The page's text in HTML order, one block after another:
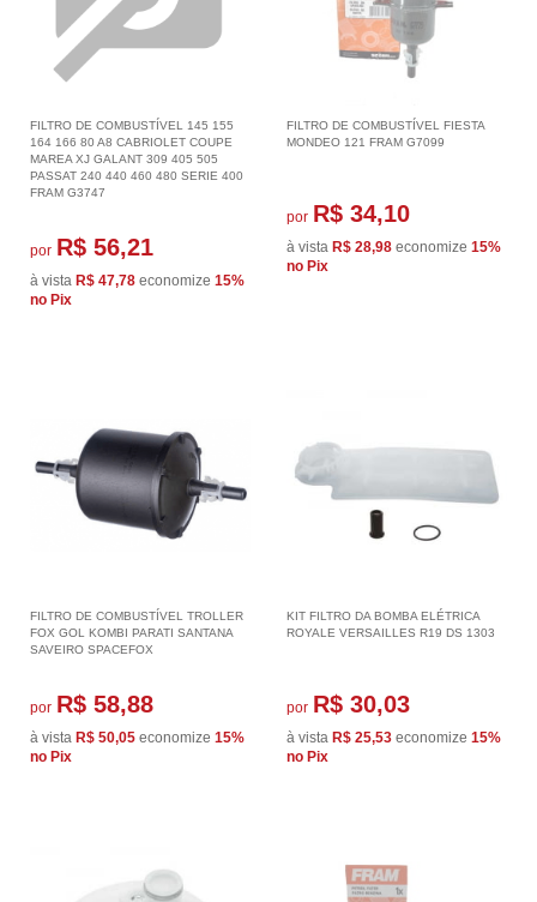
FILTRO DE COMBUSTÍVEL 145 155
164 166 80 A8 CABRIOLET COUPE
MAREA XJ GALANT 309 405 505
PASSAT 240 440 460 480 SERIE 400
FRAM G3747
por R$ 56,21
à vista R$ 47,78 economize 15%
no Pix
FILTRO DE COMBUSTÍVEL FIESTA
MONDEO 121 FRAM G7099
por R$ 34,10
à vista R$ 28,98 economize 15%
no Pix
FILTRO DE COMBUSTÍVEL TROLLER
FOX GOL KOMBI PARATI SANTANA
SAVEIRO SPACEFOX
por R$ 58,88
à vista R$ 50,05 economize 15%
no Pix
KIT FILTRO DA BOMBA ELÉTRICA
ROYALE VERSAILLES R19 DS 1303
por R$ 30,03
à vista R$ 25,53 economize 15%
no Pix